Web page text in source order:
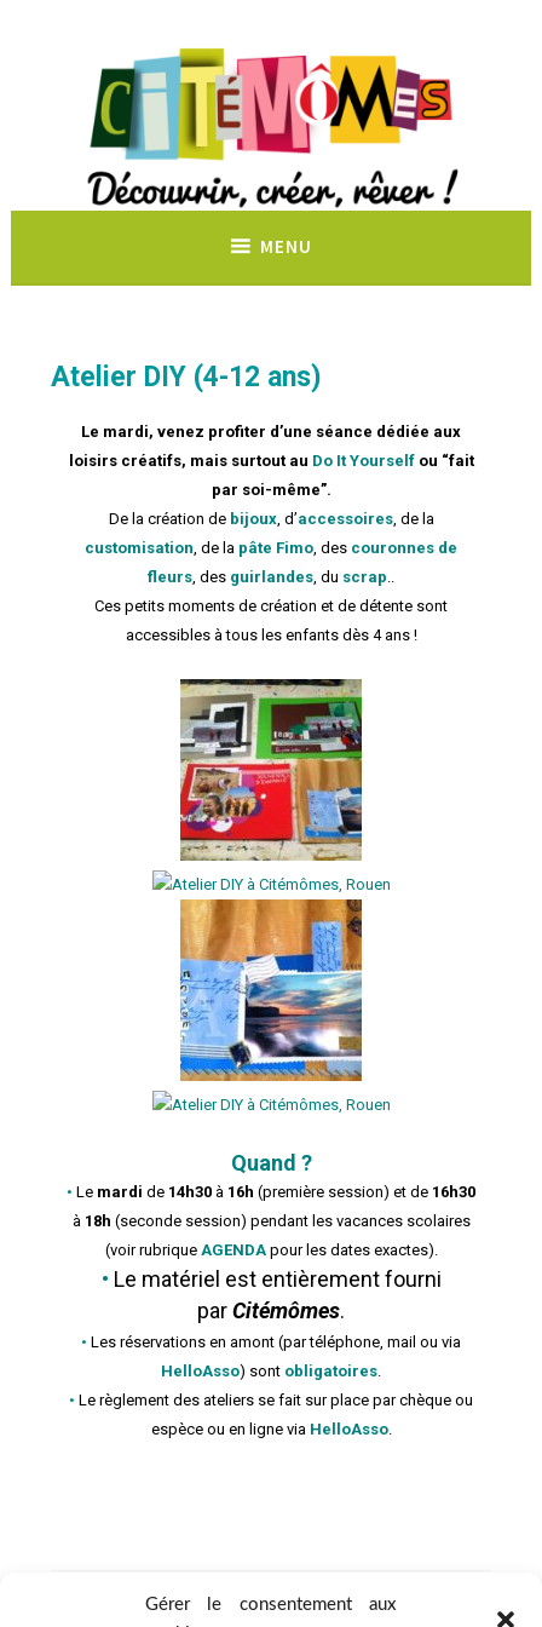
Gérer le consentement aux
Découvrir, créer, rêver !
MENU
Atelier DIY (4-12 ans)
Le mardi, venez profiter d’une séance dédiée aux
loisirs créatifs, mais surtout au Do It Yourselfou “fait
par soi-même”.
De la création de bijoux, d’accessoires, de la
customisation , de la pâte Fimo , des couronnes de
fleurs , des guirlandes , du scrap
Ces petits moments de création et de détente sont
accessibles à tous les enfants dès 4 ans !
Quand ?
• Le mardi de 14h30 à 16h (première session) et de 16h30
à 18h (seconde session) pendant les vacances scolaires
(voir rubrique AGENDApour les dates exactes).
• Le matériel est entièrement fourni
parCitémômes.
• Les réservations en amont (par téléphone, mail ou via
HelloAsso) sont obligatoires
• Le règlement des ateliers se fait sur place par chèque ou
espèce ou en ligne via HelloAsso.